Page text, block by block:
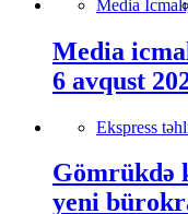
Media
Media
6 avqust
Ekspress
Gömrükdə
yeni